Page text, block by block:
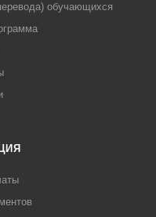
обучающихся